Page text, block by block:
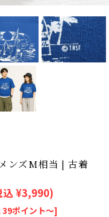
パタゴニア
ディッキーズ
ナイキ
タ行
ラ行
ンズM相当 | 古着
込 ¥3,990)
ポイント～]